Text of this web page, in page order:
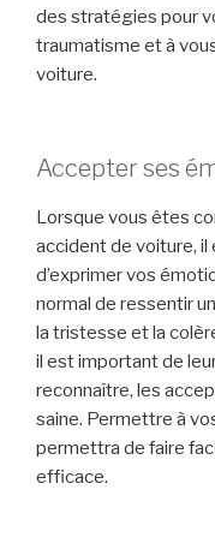
des stratégies pour
traumatisme et à
voiture.
Accepter ses
Lorsque vous êtes
accident de voiture,
d’exprimer vos
normal de ressentir
la tristesse et la
il est important de
reconnaître, les
saine. Permettre à
permettra de faire
efficace.